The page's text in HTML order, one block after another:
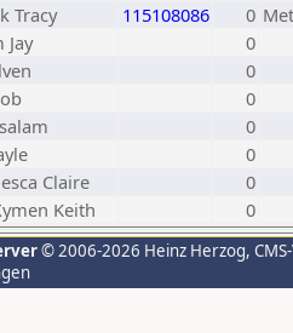
Tracy 115108086 0
Jay
0
0
0
0
0
Claire
0
Keith 0
© 2006-2026 Heinz Herzog,